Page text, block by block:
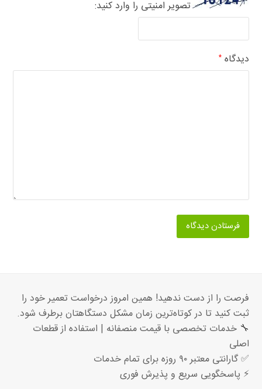
تصویر امنیتی را وارد کنید:
دیدگاه*
فرصت را از دست ندهید! همین امروز درخواست تعمیر خود را
ثبت کنید تا در کوتاه‌ترین زمان مشکل دستگاهتان برطرف شود.
🔧 خدمات تخصصی با قیمت منصفانه | استفاده از قطعات
اصلی
✅ گارانتی معتبر ۹۰ روزه برای تمام خدمات
⚡ پاسخگویی سریع و پذیرش فوری